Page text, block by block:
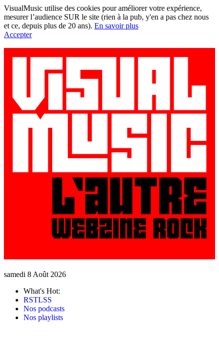
VisualMusic utilise des cookies pour améliorer votre expérience,
mesurer l’audience SUR le site (rien à la pub, y'en a pas chez nous
et ce, depuis plus de 20 ans). En savoir plus
Accepter
samedi 8 Août 2026
What's Hot:
RSTLSS
Nos podcasts
Nos playlists